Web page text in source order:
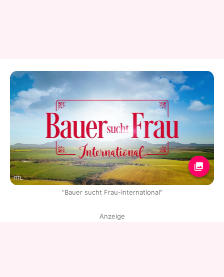
RTL
"Bauer sucht Frau-International"
Anzeige